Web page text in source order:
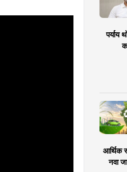
पर्याय
आर्थिक
नवा